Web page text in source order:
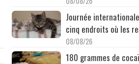
Journée
cinq endroits où les
08/08/26
180 grammes de